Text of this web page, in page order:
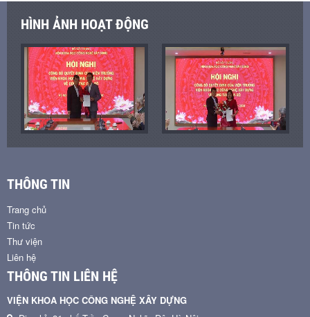
HÌNH ẢNH HOẠT ĐỘNG
THÔNG TIN
Trang chủ
Tin tức
Thư viện
Liên hệ
THÔNG TIN LIÊN HỆ
VIỆN KHOA HỌC CÔNG NGHỆ XÂY DỰNG